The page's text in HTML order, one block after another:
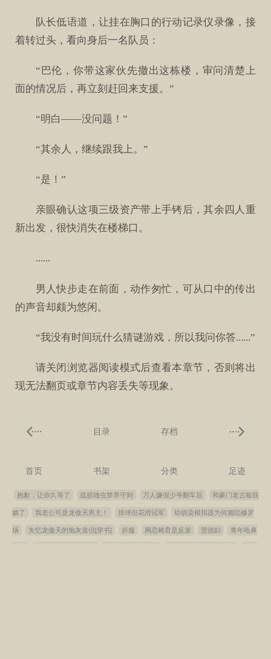
队长低语道，让挂在胸口的行动记录仪录像，接
着转过头，看向身后一名队员：
“巴伦，你带这家伙先撤出这栋楼，审问清楚上
面的情况后，再立刻赶回来支援。”
“明白——没问题！”
“其余人，继续跟我上。”
“是！”
亲眼确认这项三级资产带上手铐后，其余四人重
新出发，很快消失在楼梯口。
......
男人快步走在前面，动作匆忙，可从口中的传出
的声音却颇为悠闲。
“我没有时间玩什么猜谜游戏，所以我问你答......”
请关闭浏览器阅读模式后查看本章节，否则将出
现无法翻页或章节内容丢失等现象。
目录 存档
首页 书架 分类 足迹
抱歉，让你久等了 战损雄虫禁养守则 万人嫌假少爷翻车后 和豪门老古板联
姻了 我老公可是龙傲天男主！ 排球但花滑冠军 幼驯染模拟器为何频陷修罗
场 失忆龙傲天的炮灰道侣[穿书] 折服 网恋雌君是反派 贤德妇 青年呛鼻